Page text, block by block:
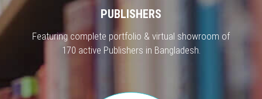
PUBLISHERS
Featuring complete portfolio & virtual showroom of
170 active Publishers in Bangladesh.